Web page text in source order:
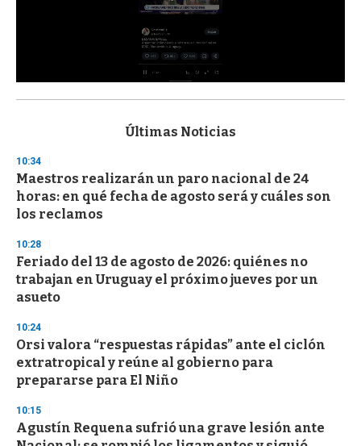
s
d
s
o
f
3
s
e
c
o
n
Últimas Noticias
10:34
Maestros realizarán un paro nacional de 24
horas: en qué fecha de agosto será y cuáles son
los reclamos
10:28
Feriado del 13 de agosto de 2026: quiénes no
trabajan en Uruguay el próximo jueves por un
asueto
10:24
Orsi valora “respuestas rápidas” ante el ciclón
extratropical y reúne al gobierno para
prepararse para El Niño
10:15
Agustín Requena sufrió una grave lesión ante